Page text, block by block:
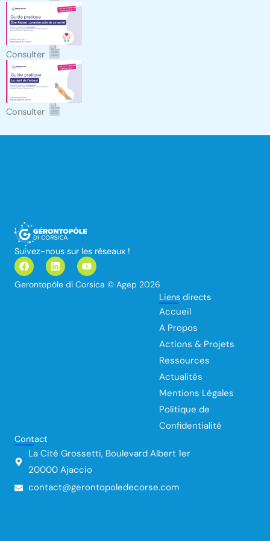
Consulter
Consulter
Suivez-nous sur les réseaux !
F
a
c
e
L
i
n
k
Y
o
u
t
Gerontopôle di Corsica © Agep 2026
Liens directs
Accueil
A Propos
Actions & Projets
Ressources
Actualités
Mentions Légales
Politique de
Confidentialité
Contact
La Cité Grossetti, Boulevard Albert 1er
20000 Ajaccio
contact@gerontopoledecorse.com